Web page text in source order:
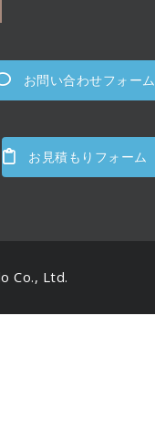
お問い合わせフォーム
お見積もりフォーム
Co., Ltd.